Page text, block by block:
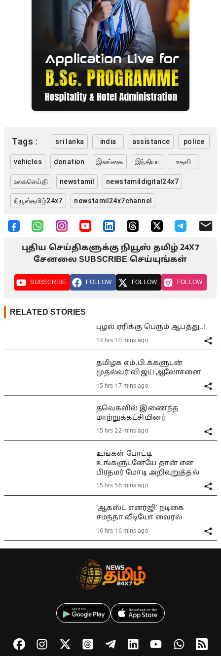
Tags : sri lanka india assistance police
vehicles donation இலங்கை இந்தியா உதவி
உலகசெய்தி newstamil newstamildigital24x7
நியூஸ்தமிழ்24x7 newstamil24x7channel
புதிய செய்திகளுக்கு நியூஸ் தமிழ் 24X7
சேனலை SUBSCRIBE செய்யுங்கள்
SUBSCRIBE FOLLOW FOLLOW FOLLOW
RELATED STORIES
புழல் ஏரிக்கு பெரும் ஆபத்து..!
14 hrs 10 mins ago
தமிழக எம்.பி.க்களுடன்
முதல்வர் விஜய் ஆலோசனை
15 hrs 17 mins ago
தவெகவில் இணைந்த
மாற்றுக்கட்சியினர்
15 hrs 22 mins ago
உங்கள் போட்டி
உங்களுடனேயே தான் என
பிரதமர் மோடி அறிவுறுத்தல்
15 hrs 56 mins ago
‘ஆகஸ்ட் எனர்ஜி’ நடிகை
சமந்தா வீடியோ வைரல்
16 hrs 16 mins ago